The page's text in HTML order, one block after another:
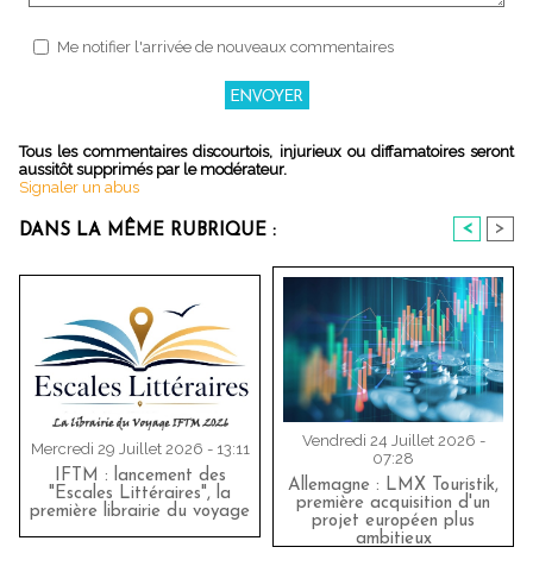
Me notifier l'arrivée de nouveaux commentaires
Tous les commentaires discourtois, injurieux ou diffamatoires seront
aussitôt supprimés par le modérateur.
Signaler un abus
DANS LA MÊME RUBRIQUE : < >
Mercredi 29 Juillet 2026 - 13:11
IFTM : lancement des
"Escales Littéraires", la
première librairie du voyage
Vendredi 24 Juillet 2026 -
07:28
Allemagne : LMX Touristik,
première acquisition d'un
projet européen plus
ambitieux